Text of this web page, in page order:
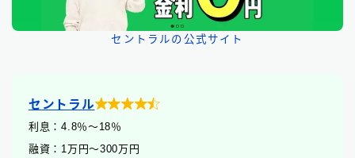
セントラルの公式サイト
セントラル
利息：4.8％〜18％
融資：1万円〜300万円